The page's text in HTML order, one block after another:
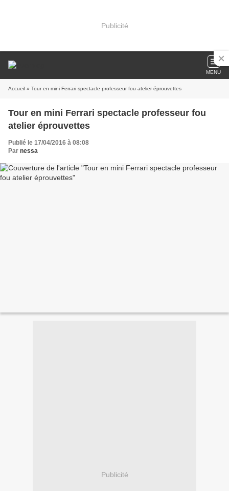
Publicité
MENU
Accueil » Tour en mini Ferrari spectacle professeur fou atelier éprouvettes
Tour en mini Ferrari spectacle professeur fou
atelier éprouvettes
Publié le 17/04/2016 à 08:08
Par nessa
Publicité